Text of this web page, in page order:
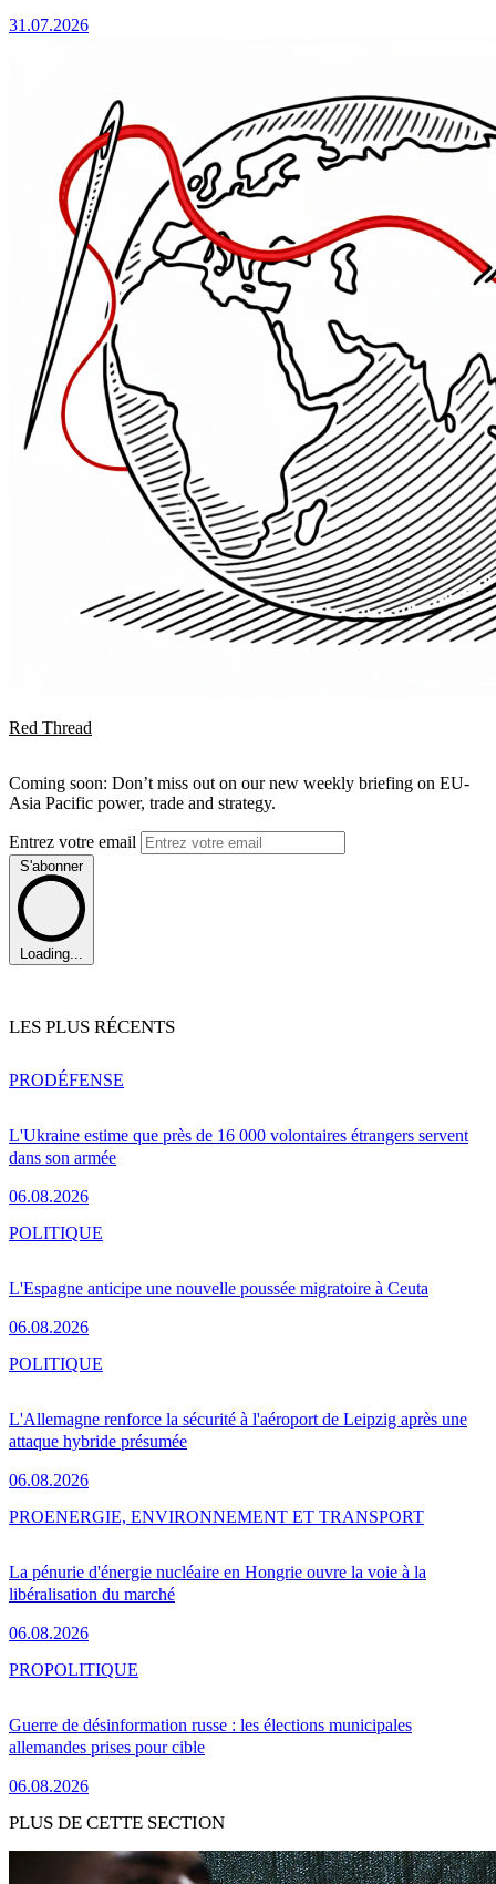
31.07.2026
Red Thread
Coming soon: Don’t miss out on our new weekly briefing on EU-
Asia Pacific power, trade and strategy.
Entrez votre email
S'abonner
Loading...
LES PLUS RÉCENTS
L'Ukraine estime que près de 16 000 volontaires étrangers servent
dans son armée
06.08.2026
PRODÉFENSE
L'Espagne anticipe une nouvelle poussée migratoire à Ceuta
06.08.2026
POLITIQUE
L'Allemagne renforce la sécurité à l'aéroport de Leipzig après une
attaque hybride présumée
06.08.2026
POLITIQUE
La pénurie d'énergie nucléaire en Hongrie ouvre la voie à la
libéralisation du marché
06.08.2026
PROENERGIE, ENVIRONNEMENT ET TRANSPORT
Guerre de désinformation russe : les élections municipales
allemandes prises pour cible
06.08.2026
PROPOLITIQUE
PLUS DE CETTE SECTION